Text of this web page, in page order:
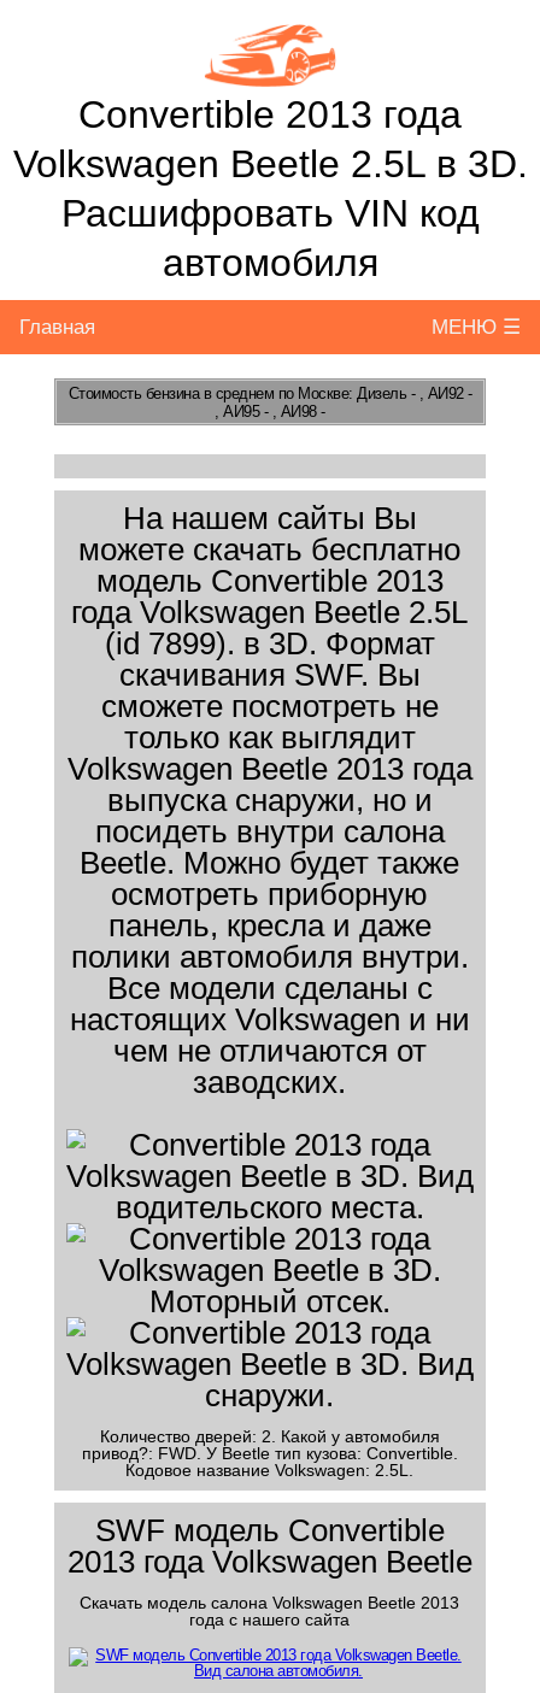
Convertible 2013 года
Volkswagen Beetle 2.5L в 3D.
Расшифровать VIN код
автомобиля
Главная МЕНЮ ☰
Стоимость бензинав среднем по Москве: Дизель - , АИ92 -
, АИ95 - , АИ98 -
На нашем сайты Вы
можете скачать бесплатно
модель Convertible 2013
года Volkswagen Beetle 2.5L
(id 7899). в 3D. Формат
скачивания SWF. Вы
сможете посмотреть не
только как выглядит
Volkswagen Beetle 2013 года
выпуска снаружи, но и
посидеть внутри салона
Beetle. Можно будет также
осмотреть приборную
панель, кресла и даже
полики автомобиля внутри.
Все модели сделаны с
настоящих Volkswagen и ни
чем не отличаются от
заводских.
Количество дверей: 2. Какой у автомобиля
привод?: FWD. У Beetle тип кузова: Convertible.
Кодовое название Volkswagen: 2.5L.
SWF модель Convertible
2013 года Volkswagen Beetle
Скачать модель салона Volkswagen Beetle 2013
года с нашего сайта